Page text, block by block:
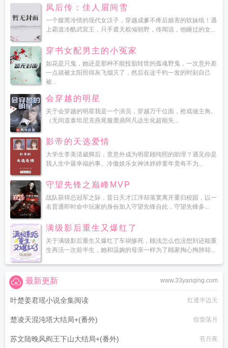
凤后传：佳人眉间雪
一个腹黑冷情的现代女汉子，穿越成爹不疼后娘害的软妹纸！遇
上霸道冷酷武宣王，只手遮天权倾朝野，传闻说，他睡过的女...
穿书女配男主的小冤家
如花是只鬼，她还是那种不能投胎转世的孤魂野鬼，一次意外差
一点就被太阳照得灰飞烟灭了，然后在这千钧一发的时刻自己
被...
会穿越的明星
关于会穿越的明星我是一个演员，穿越万千位面，抢戏做主角。
（无间道泰坦尼克燕尾服鹿鼎阿凡达生化超能失...
影帝的天选爱情
大学生李美清崴脚后，竟意外成为明星顾纯熙的助理？遇见你是
我人生中最幸福的事。冷傲娱乐女神沐婷婷童年竟有不为...
守望先锋之巅峰MVP
战队获得总冠军之际，昔日天才江洋却落寞离开重归校园，以一
名普通即时命中玩家的身份加入守望先锋自此，守望先锋多...
满级影后重生又爆红了
关于满级影后重生又爆红了车祸惨死，顾浅怎么也没想到还能重
生再活一次前半生，她和温婉的母亲一样为了顾家掏心掏肺却...
www.33yanqing.com
最新更新
叶楚姜君瑶小说全集阅读 红透半边天
楚凌天混沌塔大结局+(番外) 惊蛰落月
苏文陆晚风阎王下山大结局+(番外) 苍月夜